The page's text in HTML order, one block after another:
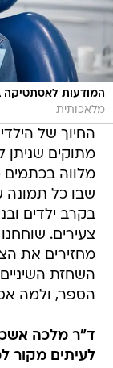
המודעות לאסתטיקה
מלאכותית
החיוך של
מתוקים שניתן
מלווה בכתמים
שבו כל
בקרב ילדים
צעירים.
מחזירים את
השחזת
הספר, ולמה
ד"ר מלכה
לעיתים מקור